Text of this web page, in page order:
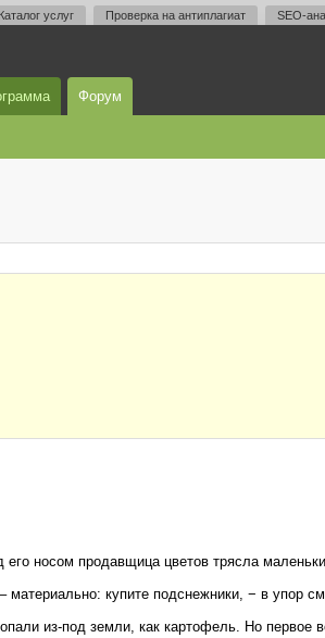
Каталог услуг Проверка на антиплагиат SEO-
Форум
носом продавщица цветов трясла
купите подснежники, − в упор
из-под земли, как картофель. Но первое